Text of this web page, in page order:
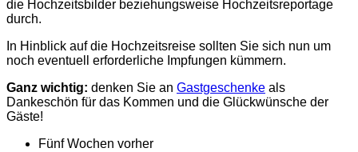
die Hochzeitsbilder beziehungsweise Hochzeitsreportage
durch.
In Hinblick auf die Hochzeitsreise sollten Sie sich nun um
noch eventuell erforderliche Impfungen kümmern.
Ganz wichtig: denken Sie an Gastgeschenke als
Dankeschön für das Kommen und die Glückwünsche der
Gäste!
Fünf Wochen vorher